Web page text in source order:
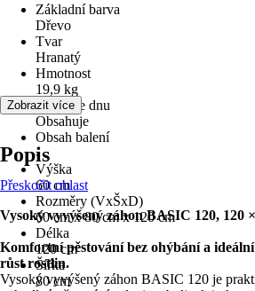
Základní barva
Dřevo
Tvar
Hranatý
Hmotnost
19,9 kg
Otvor ve dnu
Obsahuje
Obsah balení
-
Výška
60 cm
Rozměry (VxŠxD)
60 cm x 80 cm x 120 cm
Délka
120 cm
Šířka
80 cm
Zobrazit více
Popis
Přeskočit oblast
Vysoký vyvýšený záhon BASIC 120, 120
Komfortní pěstování bez ohýbání a
růst rostlin.
Vysoký vyvýšený záhon BASIC 120 je